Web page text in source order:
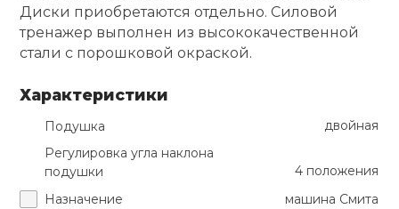
Аксессуары
Диски приобретаются отдельно. Силовой
тренажер выполнен из высококачественной
стали с порошковой окраской.
Характеристики
Подушка
двойная
Регулировка угла наклона
подушки
4 положения
Назначение
машина Смита